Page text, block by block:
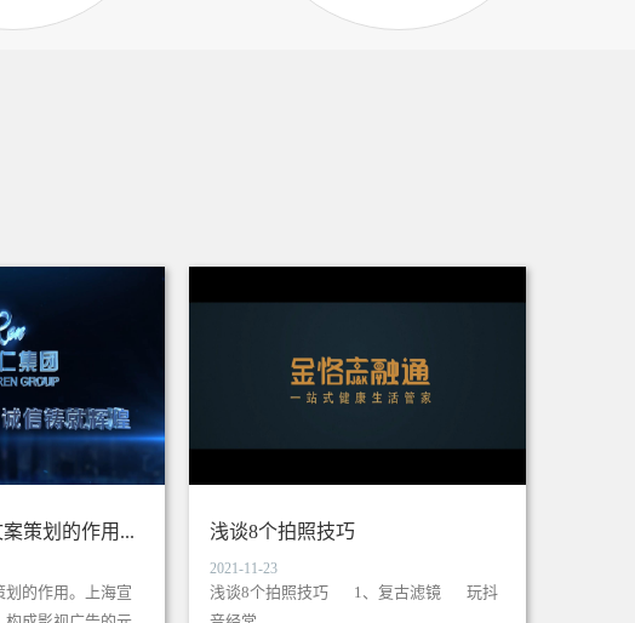
案策划的作用...
划的作用。上海宣
浅谈8个拍照技巧
2021-11-23
浅谈8个拍照技巧 1、复古滤镜 玩抖